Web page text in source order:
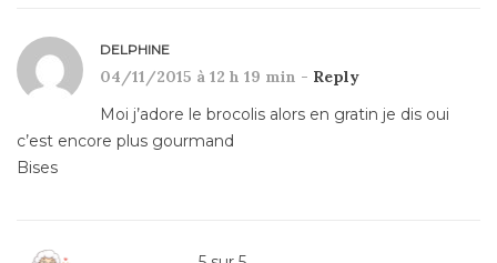
DELPHINE
04/11/2015 à 12 h 19 min - Reply
Moi j’adore le brocolis alors en gratin je dis oui
c’est encore plus gourmand
Bises